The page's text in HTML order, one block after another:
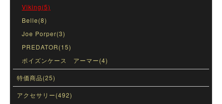
Viking(5)
Belle(8)
Joe Porper(3)
PREDATOR(15)
ポイズンケース アーマー(4)
特価商品(25)
アクセサリー(492)